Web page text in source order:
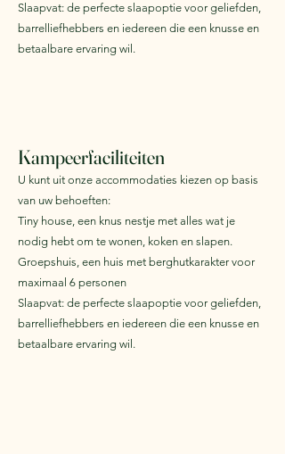
Slaapvat: de perfecte slaapoptie voor geliefden,
barrelliefhebbers en iedereen die een knusse en
betaalbare ervaring wil.
Kampeerfaciliteiten
U kunt uit onze accommodaties kiezen op basis
van uw behoeften:
Tiny house, een knus nestje met alles wat je
nodig hebt om te wonen, koken en slapen.
Groepshuis, een huis met berghutkarakter voor
maximaal 6 personen
Slaapvat: de perfecte slaapoptie voor geliefden,
barrelliefhebbers en iedereen die een knusse en
betaalbare ervaring wil.